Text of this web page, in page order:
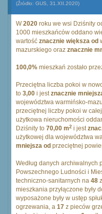
(Źródło: GUS, 31.XII.2020)
W2020 roku we wsi Dziśnity
1000 mieszkańców oddano
wartość znacznie większa od
mazurskiego oraz znacznie
100,0% mieszkań zostało
Przeciętna liczba pokoi w
to 3,00 i jestznacznie
województwa warmińsko-
przeciętnej liczby pokoi w
użytkowa nieruchomości
Dziśnity to 70,00 m2 i jest
użytkowej dla województwa
mniejsza od przeciętnej
Według danych archiwalnych
Powszechnego Ludności i
techniczno-sanitarnych na 48
mieszkania przyłączone były
wyposażone były w ustęp
ogrzewania, a 17 z pieców